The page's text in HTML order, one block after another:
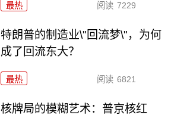
最热 阅读 7229
特朗普的制造业\"回流梦\"，为何
成了回流东大？
最热 阅读 6821
核牌局的模糊艺术：普京核红